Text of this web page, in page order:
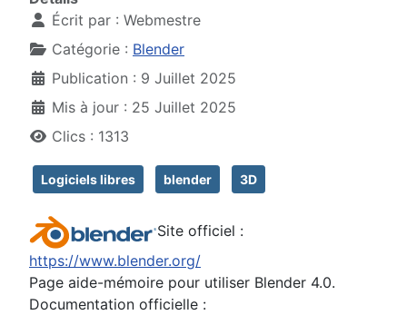
Écrit par : Webmestre
Catégorie : Blender
Publication : 9 Juillet 2025
Mis à jour : 25 Juillet 2025
Clics : 1313
Logiciels libres blender 3D
Site officiel :
https://www.blender.org/
Page aide-mémoire pour utiliser Blender 4.0.
Documentation officielle :